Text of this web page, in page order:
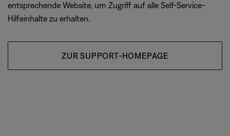
entsprechende Website, um Zugriff auf alle Self-Service-
Hilfeinhalte zu erhalten.
ZUR SUPPORT-HOMEPAGE